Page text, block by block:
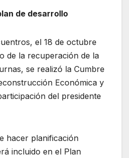
de desarrollo
el 18 de octubre
de la recuperación de la
se realizó la Cumbre
Económica y
del presidente
hacer planificación
incluido en el Plan